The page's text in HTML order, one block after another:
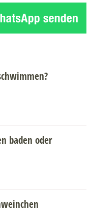
baden oder